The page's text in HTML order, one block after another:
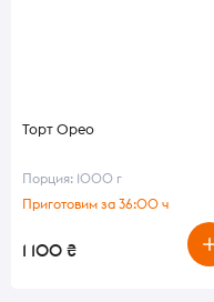
Торт Орео
Порция: 1000 г
Приготовим за 36:00 ч
1 100 ₴